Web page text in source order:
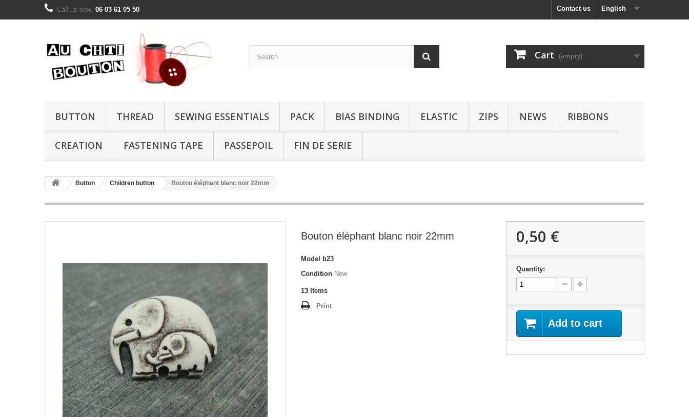
English
Contact us
Call us now: 06 03 61 05 50
Cart (empty)
BUTTON THREAD SEWING ESSENTIALS PACK BIAS BINDING ELASTIC ZIPS NEWS RIBBONS
CREATION FASTENING TAPE PASSEPOIL FIN DE SERIE
Button Children button Bouton éléphant blanc noir 22mm
Bouton éléphant blanc noir 22mm
Model
b23
Condition New
13 Items
Print
0,50 €
Quantity:
Add to cart